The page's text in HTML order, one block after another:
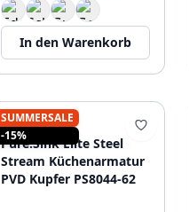
In den Warenkorb
SUMMERSALE
-15%
PURE.SINK
Pure.Sink Elite Steel
Stream Küchenarmatur
PVD Kupfer PS8044-62